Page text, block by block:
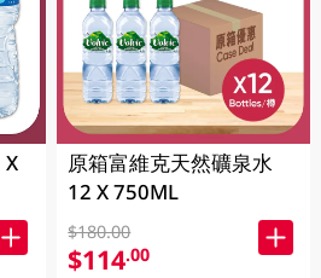
X
原箱富維克天然礦泉水
12 X 750ML
$180.00
$114.00